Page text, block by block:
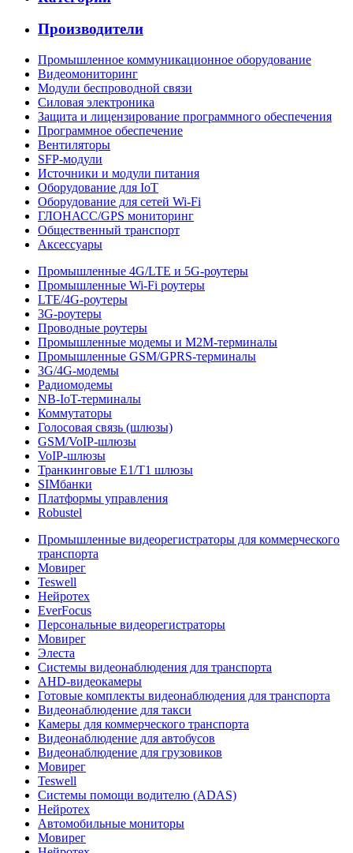
Производители
Промышленное коммуникационное оборудование
Видеомониторинг
Модули беспроводной связи
Силовая электроника
Защита и лицензирование программного обеспечения
Программное обеспечение
Вентиляторы
SFP-модули
Источники и модули питания
Оборудование для IoT
Оборудование для сетей Wi-Fi
ГЛОНАСС/GPS мониторинг
Общественный транспорт
Аксессуары
Промышленные 4G/LTE и 5G-роутеры
Промышленные Wi-Fi роутеры
LTE/4G-роутеры
3G-роутеры
Проводные роутеры
Промышленные модемы и M2M-терминалы
Промышленные GSM/GPRS-терминалы
3G/4G-модемы
Радиомодемы
NB-IoT-терминалы
Коммутаторы
Голосовая связь (шлюзы)
GSM/VoIP-шлюзы
VoIP-шлюзы
Транкинговые E1/T1 шлюзы
SIMбанки
Платформы управления
Robustel
Промышленные видеорегистраторы для коммерческого
транспорта
Мовирег
Teswell
Нейротех
EverFocus
Персональные видеорегистраторы
Мовирег
Элеста
Системы видеонаблюдения для транспорта
AHD-видеокамеры
Готовые комплекты видеонаблюдения для транспорта
Видеонаблюдение для такси
Камеры для коммерческого транспорта
Видеонаблюдение для автобусов
Видеонаблюдение для грузовиков
Мовирег
Teswell
Системы помощи водителю (ADAS)
Нейротех
Автомобильные мониторы
Мовирег